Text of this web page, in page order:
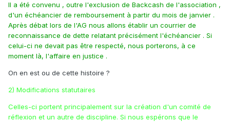
Il a été convenu , outre l'exclusion de Backcash de l'association ,
d'un échéancier de remboursement à partir du mois de janvier .
Après débat lors de l'AG nous allons établir un courrier de
reconnaissance de dette relatant précisément l'échéancier . Si
celui-ci ne devait pas être respecté, nous porterons, à ce
moment là, l'affaire en justice .
On en est ou de cette histoire ?
2) Modifications statutaires
Celles-ci portent principalement sur la création d'un comité de
réflexion et un autre de discipline. Si nous espérons que le